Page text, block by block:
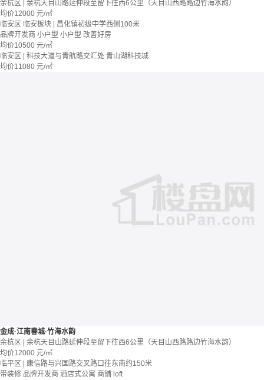
余杭区 | 余杭天目山路延伸段至留下往西6公里（天目山西路路边竹海水韵）
均价12000 元/㎡
临安区 临安板块 | 昌化镇初级中学西侧100米
品牌开发商 小户型 小户型 改善好房
均价10500 元/㎡
临安区 | 科技大道与青航路交汇处 青山湖科技城
均价11080 元/㎡
金成·江南春城·竹海水韵
余杭区 | 余杭天目山路延伸段至留下往西6公里（天目山西路路边竹海水韵）
均价12000 元/㎡
临平区 | 康信路与兴国路交叉路口往东南约150米
带装修 品牌开发商 酒店式公寓 商铺 loft